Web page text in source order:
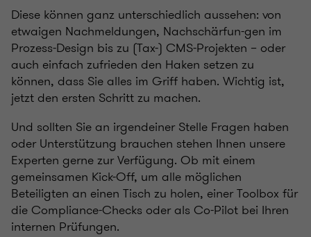
Diese können ganz unterschiedlich aussehen: von
etwaigen Nachmeldungen, Nachschärfun-gen im
Prozess-Design bis zu (Tax-) CMS-Projekten – oder
auch einfach zufrieden den Haken setzen zu
können, dass Sie alles im Griff haben. Wichtig ist,
jetzt den ersten Schritt zu machen.
Und sollten Sie an irgendeiner Stelle Fragen haben
oder Unterstützung brauchen stehen Ihnen unsere
Experten gerne zur Verfügung. Ob mit einem
gemeinsamen Kick-Off, um alle möglichen
Beteiligten an einen Tisch zu holen, einer Toolbox für
die Compliance-Checks oder als Co-Pilot bei Ihren
internen Prüfungen.